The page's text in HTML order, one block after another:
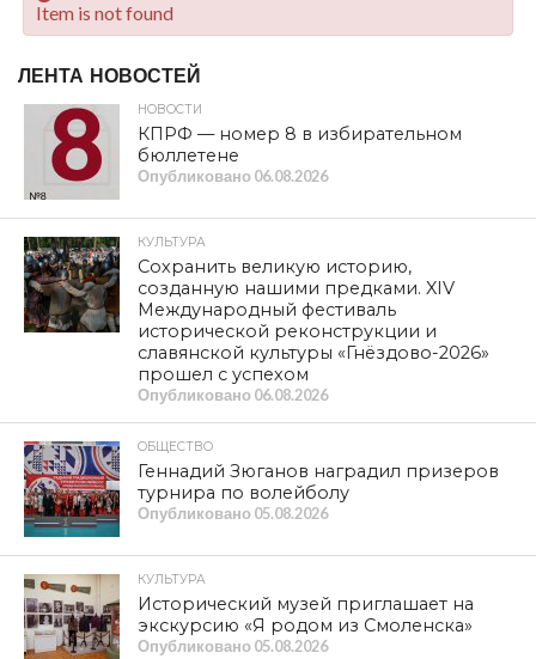
Item is not found
ЛЕНТА НОВОСТЕЙ
НОВОСТИ
КПРФ — номер 8 в избирательном
бюллетене
Опубликовано 06.08.2026
КУЛЬТУРА
Сохранить великую историю,
созданную нашими предками. XIV
Международный фестиваль
исторической реконструкции и
славянской культуры «Гнёздово-2026»
прошел с успехом
Опубликовано 06.08.2026
ОБЩЕСТВО
Геннадий Зюганов наградил призеров
турнира по волейболу
Опубликовано 05.08.2026
КУЛЬТУРА
Исторический музей приглашает на
экскурсию «Я родом из Смоленска»
Опубликовано 05.08.2026